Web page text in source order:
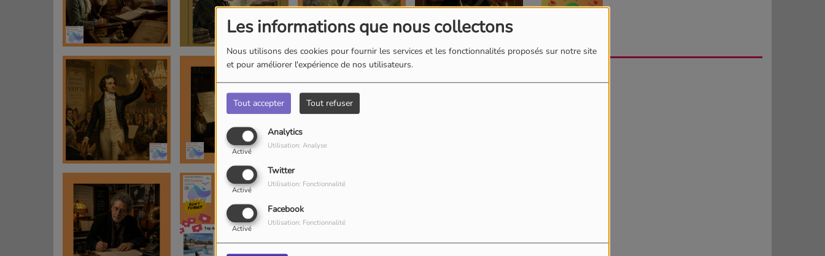
Les informations que nous collectons
Nous utilisons des cookies pour fournir les services et les fonctionnalités proposés sur notre site
et pour améliorer l'expérience de nos utilisateurs.
Tout accepter Tout refuser
Analytics
Activé
Utilisation: Analyse
Twitter
Activé
Utilisation: Fonctionnalité
Facebook
Activé
Utilisation: Fonctionnalité
AGENDA